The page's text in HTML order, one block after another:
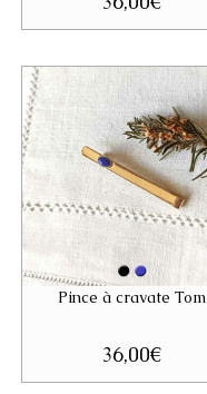
Pince à cravate Tom
36,00€